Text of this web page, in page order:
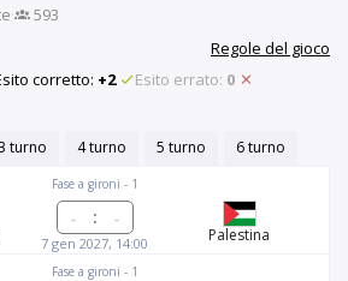
·
593
Regole del gioco
corretto: +2 Esito errato: 0
turno 4 turno 5 turno 6 turno
Fase a gironi - 1
:
7 gen 2027, 14:00 Palestina
Fase a gironi - 1